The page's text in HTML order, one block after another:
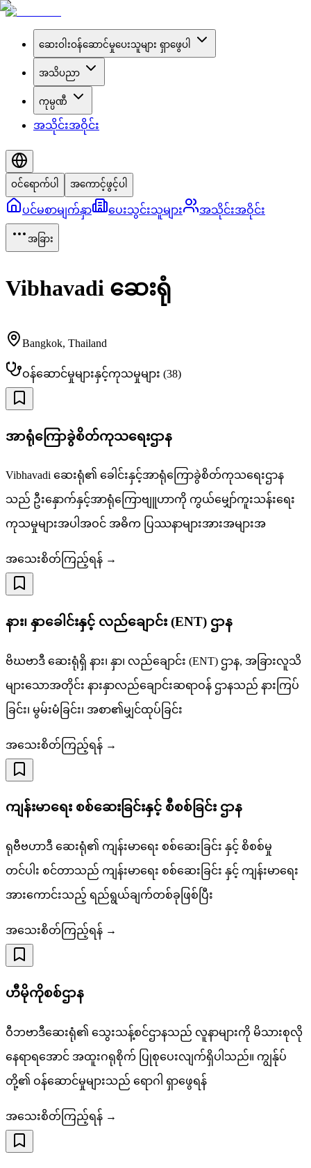
ဆေးဝါးဝန်ဆောင်မှုပေးသူများ ရှာဖွေပါ
အသိပညာ
ကုမ္ပဏီ
အသိုင်းအဝိုင်း
ဝင်ရောက်ပါ အကောင့်ဖွင့်ပါ
ပင်မစာမျက်နှာ ပေးသွင်းသူများ အသိုင်းအဝိုင်း
အခြား
Vibhavadi ဆေးရုံ
Bangkok, Thailand
ဝန်ဆောင်မှုများနှင့်ကုသမှုများ (38)
အာရုံကြောခွဲစိတ်ကုသရေးဌာန
Vibhavadi ဆေးရုံ၏ ခေါင်းနှင့်အာရုံကြောခွဲစိတ်ကုသရေးဌာန
သည် ဦးနှောက်နှင့်အာရုံကြောဗျူဟာကို ကွယ်မျှော်ကူးသန်းရေး
ကုသမှုများအပါအဝင် အဓိက ပြဿနာများအားအများအ
အသေးစိတ်ကြည့်ရန် →
နား၊ နှာခေါင်းနှင့် လည်ချောင်း (ENT) ဌာန
ဗိဃဗာဒီ ဆေးရုံရှိ နား၊ နှာ၊ လည်ချောင်း (ENT) ဌာန, အခြားလူသိ
များသောအတိုင်း နားနှာလည်ချောင်းဆရာဝန် ဌာနသည် နားကြပ်
ခြင်း၊ မွမ်းမံခြင်း၊ အစာ၏မျှင်ထုပ်ခြင်း
အသေးစိတ်ကြည့်ရန် →
ကျန်းမာရေး စစ်ဆေးခြင်းနှင့် စီစစ်ခြင်း ဌာန
ရုဗီဗဟာဒီ ဆေးရုံ၏ ကျန်းမာရေး စစ်ဆေးခြင်း နှင့် စိစစ်မှု
တင်ပါး စင်တာသည် ကျန်းမာရေး စစ်ဆေးခြင်း နှင့် ကျန်းမာရေး
အားကောင်းသည့် ရည်ရွယ်ချက်တစ်ခုဖြစ်ပြီး
အသေးစိတ်ကြည့်ရန် →
ဟီမိုကိုစစ်ဌာန
ဝီဘဗာဒီဆေးရုံ၏ သွေးသန့်စင်ဌာနသည် လူနာများကို မိသားစုလို
နေရာရအောင် အထူးဂရုစိုက် ပြုစုပေးလျက်ရှိပါသည်။ ကျွန်ုပ်
တို့၏ ဝန်ဆောင်မှုများသည် ရောဂါ ရှာဖွေရန်
အသေးစိတ်ကြည့်ရန် →